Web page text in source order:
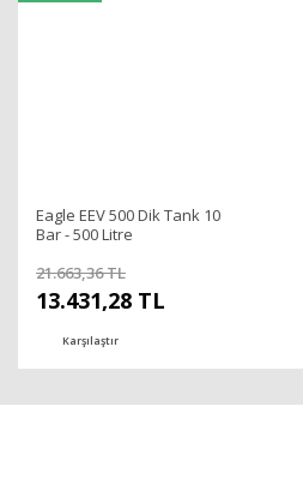
Eagle EEV 500 Dik Tank 10
Bar - 500 Litre
21.663,36 TL
13.431,28 TL
Karşılaştır